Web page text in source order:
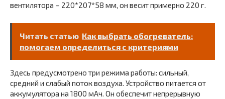
вентилятора – 220*207*58 мм, он весит примерно 220 г.
Читать статью Как выбрать обогреватель:
помогаем определиться с критериями
Здесь предусмотрено три режима работы: сильный,
средний и слабый поток воздуха. Устройство питается от
аккумулятора на 1800 мАч. Он обеспечит непрерывную